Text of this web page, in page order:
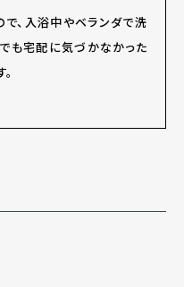
、入浴中やベランダで洗
も宅配に気づかなかった